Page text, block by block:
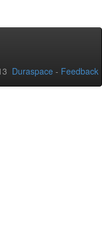
Duraspace - Feedback